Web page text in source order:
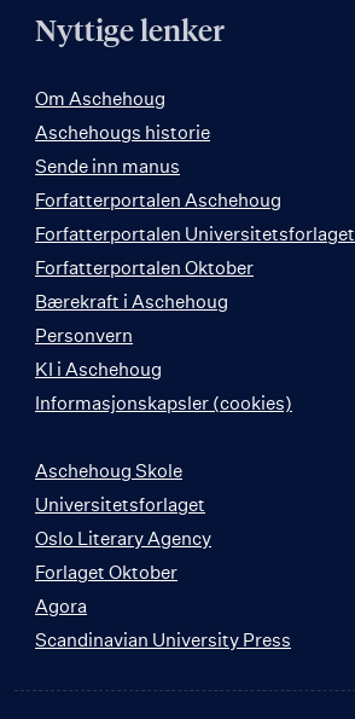
Nyttige lenker
Om Aschehoug
Aschehougs historie
Sende inn manus
Forfatterportalen Aschehoug
Forfatterportalen Universitetsforlaget
Forfatterportalen Oktober
Bærekraft i Aschehoug
Personvern
KI i Aschehoug
Informasjonskapsler (cookies)
Aschehoug Skole
Universitetsforlaget
Oslo Literary Agency
Forlaget Oktober
Agora
Scandinavian University Press